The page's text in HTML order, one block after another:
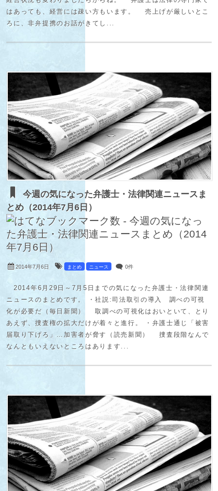
はあっても、経営には疎い方もいます。 売上げが厳しいとこ
ろに、非弁提携のお話がきてし...
今週の気になった弁護士・法律関連ニュースま
とめ（2014年7月6日）
2014年7月6日 まとめ ニュース 0件
2014年6月29日～7月5日までの気になった弁護士・法律関連
ニュースのまとめです。 ・社説:司法取引の導入 調べの可視
化が必要だ（毎日新聞） 取調べの可視化はおいといて、とり
あえず、捜査権の拡大だけが着々と進行。 ・弁護士通じ「被害
届取り下げろ」…加害者が脅す（読売新聞） 捜査段階なんで
なんともいえないところはあります...